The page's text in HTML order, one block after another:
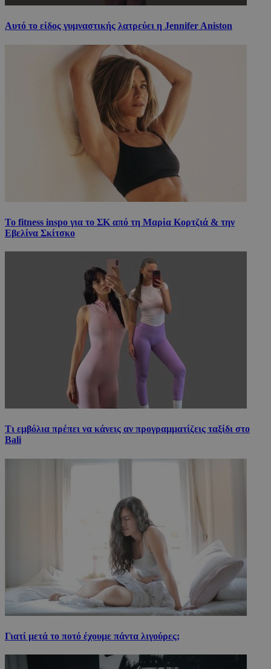
Αυτό το είδος γυμναστικής λατρεύει η Jennifer Aniston
Το fitness inspo για το ΣΚ από τη Μαρία Κορτζιά & την
Εβελίνα Σκίτσκο
Τι εμβόλια πρέπει να κάνεις αν προγραμματίζεις ταξίδι στο
Bali
Γιατί μετά το ποτό έχουμε πάντα λιγούρες;